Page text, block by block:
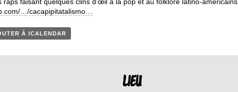
…/cacapipitatalismo…
À ICALENDAR
LIEU